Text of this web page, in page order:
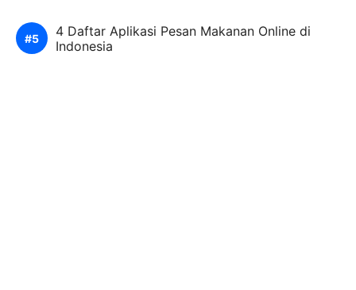
4 Daftar Aplikasi Pesan Makanan Online di
Indonesia